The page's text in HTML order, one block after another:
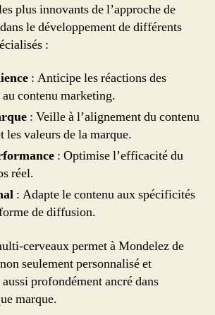
plus innovants de l’approche de
le développement de différents
:
: Anticipe les réactions des
contenu marketing.
: Veille à l’alignement du contenu
les valeurs de la marque.
: Optimise l’efficacité du
réel.
: Adapte le contenu aux spécificités
de diffusion.
cerveaux permet à Mondelez de
seulement personnalisé et
profondément ancré dans
marque.